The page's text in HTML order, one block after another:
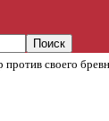
своего